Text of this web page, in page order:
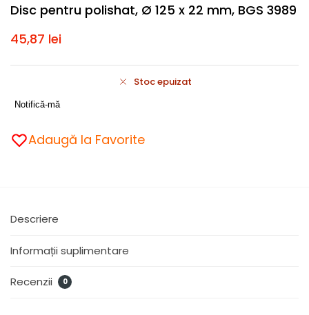
Disc pentru polishat, Ø 125 x 22 mm, BGS 3989
45,87 lei
Stoc epuizat
Notifică-mă
Adaugă la Favorite
Descriere
Informații suplimentare
Recenzii 0